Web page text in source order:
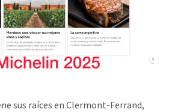
sus raíces en Clermont-Ferrand,